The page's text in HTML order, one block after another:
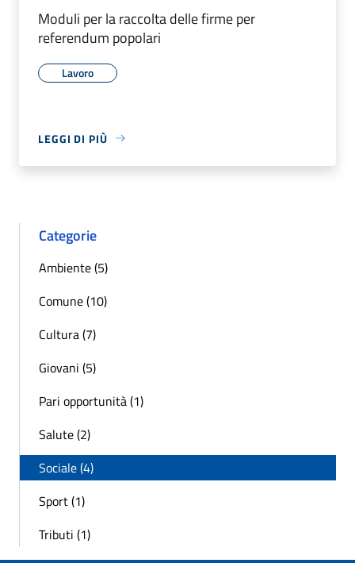
Moduli per la raccolta delle firme per
referendum popolari
Lavoro
LEGGI DI PIÙ
Categorie
Ambiente (5)
Comune (10)
Cultura (7)
Giovani (5)
Pari opportunità (1)
Salute (2)
Sociale (4)
Sport (1)
Tributi (1)